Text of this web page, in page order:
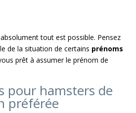
tout est possible. Pensez
de la situation de certains prénoms
prêt à assumer le prénom de
pour hamsters de
préférée